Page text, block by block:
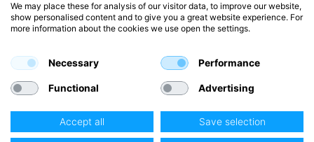
We may place these for analysis of our visitor data, to improve our website,
show personalised content and to give you a great website experience. For
more information about the cookies we use open the settings.
Necessary Performance
Functional Advertising
Accept all Save selection